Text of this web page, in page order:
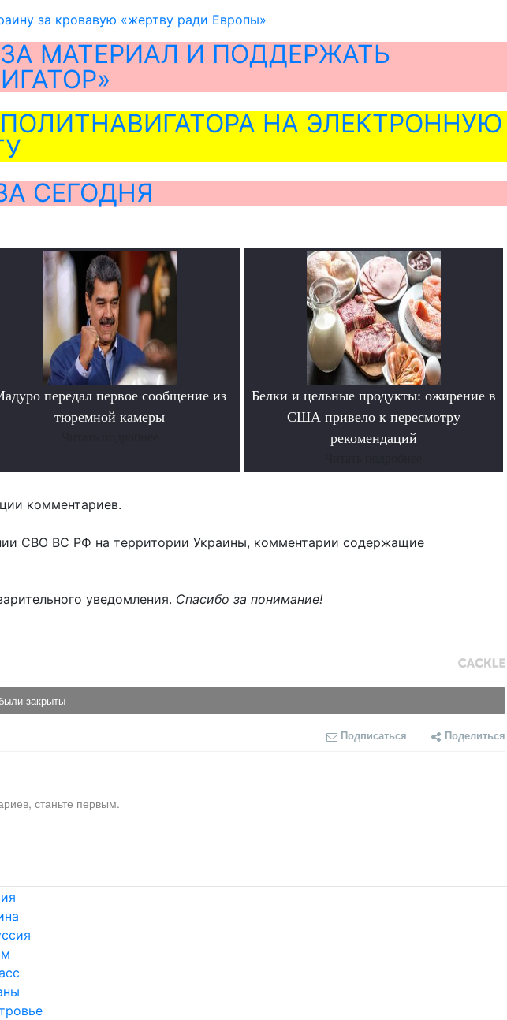
за кровавую «жертву ради Европы»
МАТЕРИАЛ И ПОДДЕРЖАТЬ
НА ЭЛЕКТРОННУЮ
СЕГОДНЯ
передал первое сообщение из
тюремной камеры
Белки и цельные продукты: ожирение в
США привело к пересмотру
рекомендаций
комментариев.
СВО ВС РФ на территории Украины, комментарии содержащие
уведомления. Спасибо за понимание!
закрыты
Подписаться Поделиться
станьте первым.